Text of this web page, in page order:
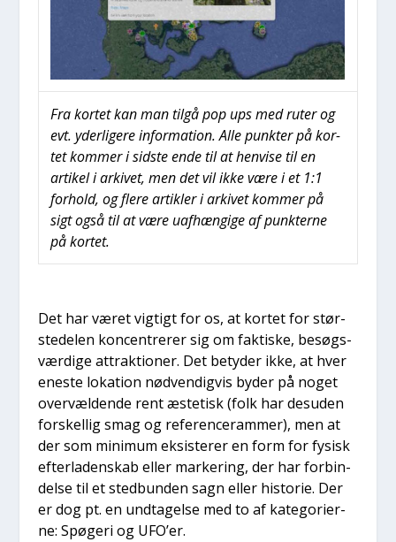
Fra kor­tet kan man til­gå pop ups med ruter og
evt. yder­li­ge­re infor­ma­tion. Alle punk­ter på kor­
tet kom­mer i sid­ste ende til at hen­vi­se til en
arti­kel i arki­vet, men det vil ikke være i et 1:1
for­hold, og fle­re artik­ler i arki­vet kom­mer på
sigt også til at være uaf­hæn­gi­ge af punk­ter­ne
på kor­tet.
Det har været vig­tigt for os, at kor­tet for stør­
ste­delen kon­cen­tre­rer sig om fak­ti­ske, besøgs­
vær­di­ge attrak­tio­ner. Det bety­der ikke, at hver
ene­ste loka­tion nød­ven­dig­vis byder på noget
over­væl­den­de rent æste­tisk (folk har des­u­den
for­skel­lig smag og refe­ren­ce­ram­mer), men at
der som mini­mum eksi­ste­rer en form for fysisk
efter­la­den­skab eller mar­ke­ring, der har for­bin­
del­se til et sted­bun­den sagn eller histo­rie. Der
er dog pt. en und­ta­gel­se med to af kate­go­ri­er­
ne: Spø­ge­ri og UFO’er.